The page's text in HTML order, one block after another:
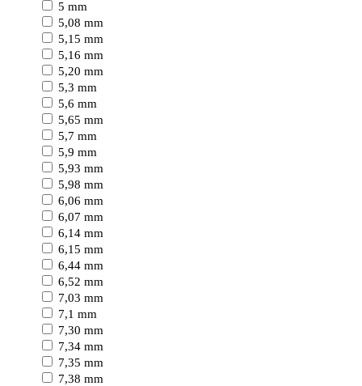
5 mm
5,08 mm
5,15 mm
5,16 mm
5,20 mm
5,3 mm
5,6 mm
5,65 mm
5,7 mm
5,9 mm
5,93 mm
5,98 mm
6,06 mm
6,07 mm
6,14 mm
6,15 mm
6,44 mm
6,52 mm
7,03 mm
7,1 mm
7,30 mm
7,34 mm
7,35 mm
7,38 mm